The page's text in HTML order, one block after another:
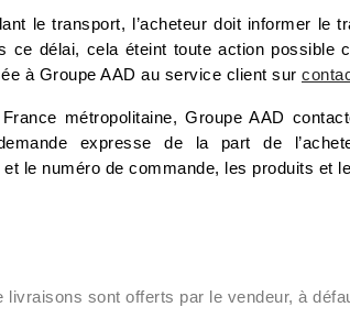
le transport, l’acheteur doit informer
délai, cela éteint toute action possible
à Groupe AAD au service client sur
métropolitaine, Groupe AAD
expresse de la part de
le numéro de commande, les produits et
sont offerts par le vendeur, à